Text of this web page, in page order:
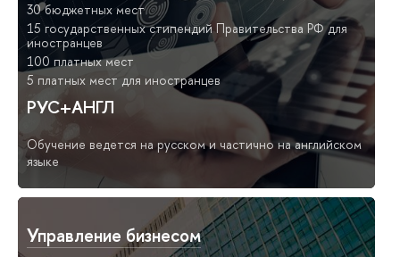
30 бюджетных мест
15 государственных стипендий Правительства РФ для
иностранцев
100 платных мест
5 платных мест для иностранцев
РУС+АНГЛ
Обучение ведется на русском и частично на английском
языке
Управление бизнесом